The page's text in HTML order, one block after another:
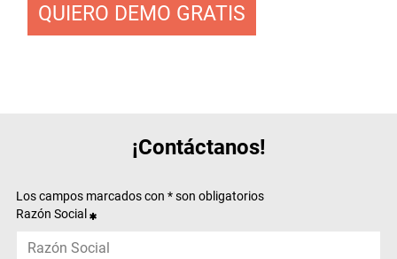
QUIERO DEMO GRATIS
¡Contáctanos!
Los campos marcados con * son obligatorios
Razón Social